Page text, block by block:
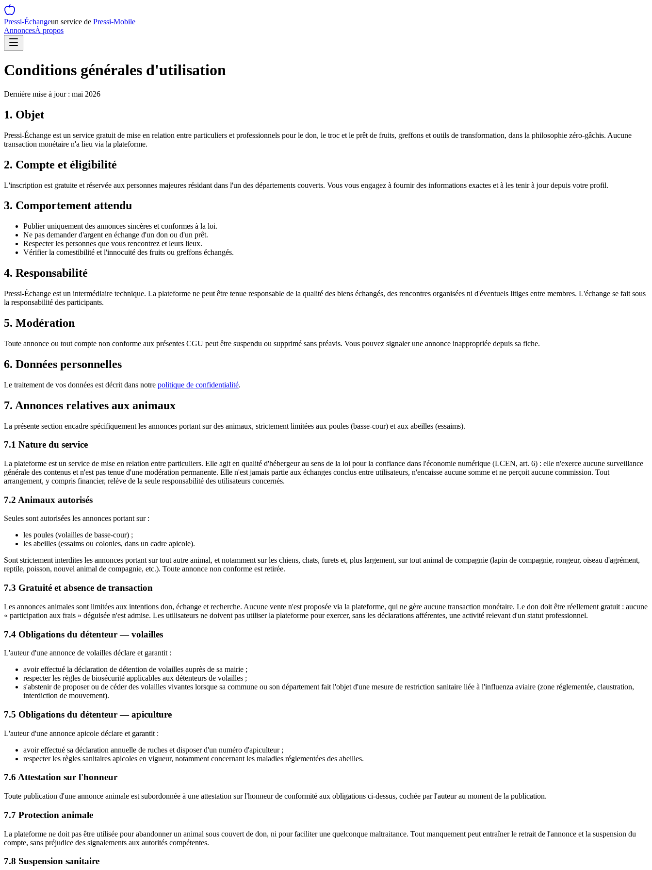
Pressi-Échangeun service de Pressi-Mobile
AnnoncesÀ propos
Conditions générales d'utilisation
Dernière mise à jour : mai 2026
1. Objet
Pressi-Échange est un service gratuit de mise en relation entre particuliers et professionnels pour le don, le troc et le prêt de fruits, greffons et outils de transformation, dans la philosophie zéro-gâchis. Aucune
transaction monétaire n'a lieu via la plateforme.
2. Compte et éligibilité
L'inscription est gratuite et réservée aux personnes majeures résidant dans l'un des départements couverts. Vous vous engagez à fournir des informations exactes et à les tenir à jour depuis votre profil.
3. Comportement attendu
Publier uniquement des annonces sincères et conformes à la loi.
Ne pas demander d'argent en échange d'un don ou d'un prêt.
Respecter les personnes que vous rencontrez et leurs lieux.
Vérifier la comestibilité et l'innocuité des fruits ou greffons échangés.
4. Responsabilité
Pressi-Échange est un intermédiaire technique. La plateforme ne peut être tenue responsable de la qualité des biens échangés, des rencontres organisées ni d'éventuels litiges entre membres. L'échange se fait sous
la responsabilité des participants.
5. Modération
Toute annonce ou tout compte non conforme aux présentes CGU peut être suspendu ou supprimé sans préavis. Vous pouvez signaler une annonce inappropriée depuis sa fiche.
6. Données personnelles
Le traitement de vos données est décrit dans notre politique de confidentialité.
7. Annonces relatives aux animaux
La présente section encadre spécifiquement les annonces portant sur des animaux, strictement limitées aux poules (basse-cour) et aux abeilles (essaims).
7.1 Nature du service
La plateforme est un service de mise en relation entre particuliers. Elle agit en qualité d'hébergeur au sens de la loi pour la confiance dans l'économie numérique (LCEN, art. 6) : elle n'exerce aucune surveillance
générale des contenus et n'est pas tenue d'une modération permanente. Elle n'est jamais partie aux échanges conclus entre utilisateurs, n'encaisse aucune somme et ne perçoit aucune commission. Tout
arrangement, y compris financier, relève de la seule responsabilité des utilisateurs concernés.
7.2 Animaux autorisés
Seules sont autorisées les annonces portant sur :
les poules (volailles de basse-cour) ;
les abeilles (essaims ou colonies, dans un cadre apicole).
Sont strictement interdites les annonces portant sur tout autre animal, et notamment sur les chiens, chats, furets et, plus largement, sur tout animal de compagnie (lapin de compagnie, rongeur, oiseau d'agrément,
reptile, poisson, nouvel animal de compagnie, etc.). Toute annonce non conforme est retirée.
7.3 Gratuité et absence de transaction
Les annonces animales sont limitées aux intentions don, échange et recherche. Aucune vente n'est proposée via la plateforme, qui ne gère aucune transaction monétaire. Le don doit être réellement gratuit : aucune
« participation aux frais » déguisée n'est admise. Les utilisateurs ne doivent pas utiliser la plateforme pour exercer, sans les déclarations afférentes, une activité relevant d'un statut professionnel.
7.4 Obligations du détenteur — volailles
L'auteur d'une annonce de volailles déclare et garantit :
avoir effectué la déclaration de détention de volailles auprès de sa mairie ;
respecter les règles de biosécurité applicables aux détenteurs de volailles ;
s'abstenir de proposer ou de céder des volailles vivantes lorsque sa commune ou son département fait l'objet d'une mesure de restriction sanitaire liée à l'influenza aviaire (zone réglementée, claustration,
interdiction de mouvement).
7.5 Obligations du détenteur — apiculture
L'auteur d'une annonce apicole déclare et garantit :
avoir effectué sa déclaration annuelle de ruches et disposer d'un numéro d'apiculteur ;
respecter les règles sanitaires apicoles en vigueur, notamment concernant les maladies réglementées des abeilles.
7.6 Attestation sur l'honneur
Toute publication d'une annonce animale est subordonnée à une attestation sur l'honneur de conformité aux obligations ci-dessus, cochée par l'auteur au moment de la publication.
7.7 Protection animale
La plateforme ne doit pas être utilisée pour abandonner un animal sous couvert de don, ni pour faciliter une quelconque maltraitance. Tout manquement peut entraîner le retrait de l'annonce et la suspension du
compte, sans préjudice des signalements aux autorités compétentes.
7.8 Suspension sanitaire